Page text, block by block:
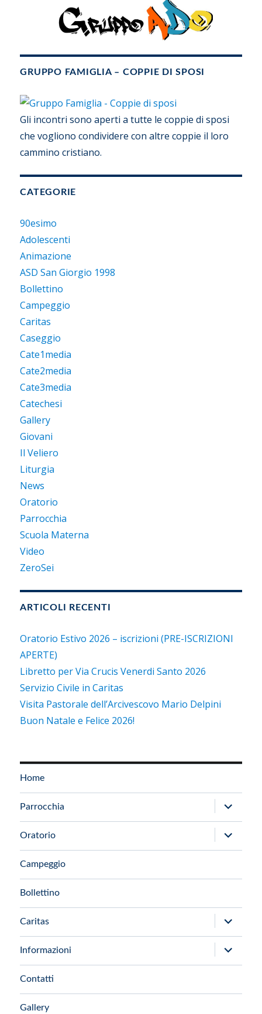
GRUPPO FAMIGLIA – COPPIE DI SPOSI
Gli incontri sono aperti a tutte le coppie di sposi
che vogliono condividere con altre coppie il loro
cammino cristiano.
CATEGORIE
90esimo
Adolescenti
Animazione
ASD San Giorgio 1998
Bollettino
Campeggio
Caritas
Caseggio
Cate1media
Cate2media
Cate3media
Catechesi
Gallery
Giovani
Il Veliero
Liturgia
News
Oratorio
Parrocchia
Scuola Materna
Video
ZeroSei
ARTICOLI RECENTI
Oratorio Estivo 2026 – iscrizioni (PRE-ISCRIZIONI
APERTE)
Libretto per Via Crucis Venerdi Santo 2026
Servizio Civile in Caritas
Visita Pastorale dell’Arcivescovo Mario Delpini
Buon Natale e Felice 2026!
Home
Parrocchia
apri
i
menu
Oratorio
apri
i
Campeggio
Bollettino
Caritas
apri
i
menu
Informazioni
apri
i
Contatti
Gallery